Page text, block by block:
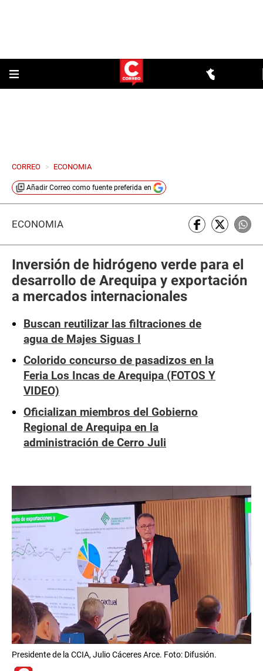
CORREO > ECONOMIA
Añadir Correo como fuente preferida en
ECONOMÍA
Inversión de hidrógeno verde para el
desarrollo de Arequipa y exportación
a mercados internacionales
Buscan reutilizar las filtraciones de
agua de Majes Siguas I
Colorido concurso de pasadizos en la
Feria Los Incas de Arequipa (FOTOS Y
VIDEO)
Oficializan miembros del Gobierno
Regional de Arequipa en la
administración de Cerro Juli
Presidente de la CCIA, Julio Cáceres Arce. Foto: Difusión.